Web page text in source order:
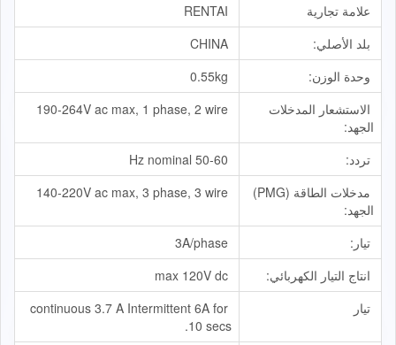
علامة تجارية
بلد الأصلي:
وحدة الوزن:
الاستشعار المدخلات
الجهد:
تردد:
مدخلات الطاقة (PMG)
الجهد:
تيار:
انتاج التيار الكهربائي:
تيار
continuous 3.7 A Intermittent 6A for
10 secs.